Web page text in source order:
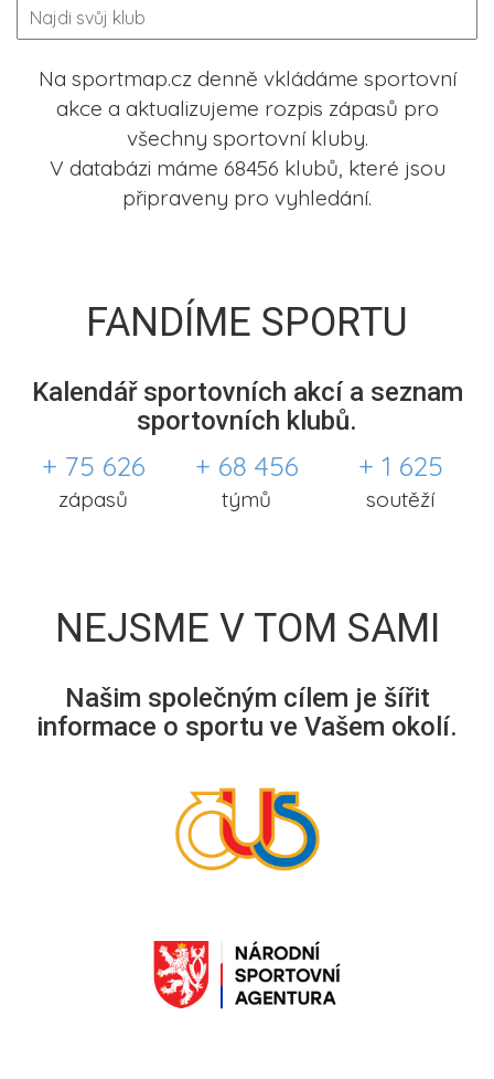
Na sportmap.cz denně vkládáme sportovní
akce a aktualizujeme rozpis zápasů pro
všechny sportovní kluby.
V databázi máme 68456 klubů, které jsou
připraveny pro vyhledání.
FANDÍME SPORTU
Kalendář sportovních akcí a seznam
sportovních klubů.
+ 75 626
zápasů
+ 68 456
týmů
+ 1 625
soutěží
NEJSME V TOM SAMI
Našim společným cílem je šířit
informace o sportu ve Vašem okolí.